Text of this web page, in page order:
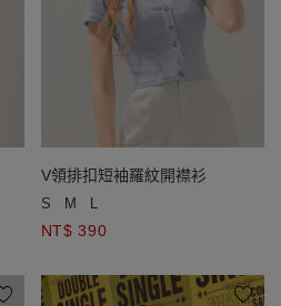
V領排扣短袖羅紋開襟衫
S M L
NT$ 390